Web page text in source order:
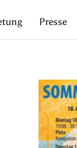
Presse